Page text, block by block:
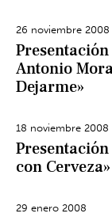
26 noviembre 2008
Antonio
Dejarme»
18 noviembre 2008
con Cerveza»
29 enero 2008